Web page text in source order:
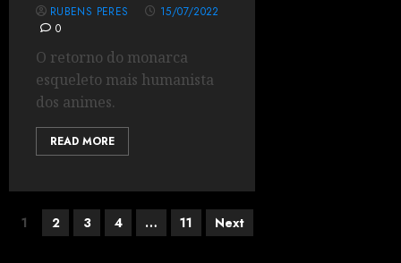
RUBENS PERES
15/07/2022
0
O retorno do monarca
esqueleto mais humanista
dos animes.
READ MORE
1 2 3 4 … 11 Next